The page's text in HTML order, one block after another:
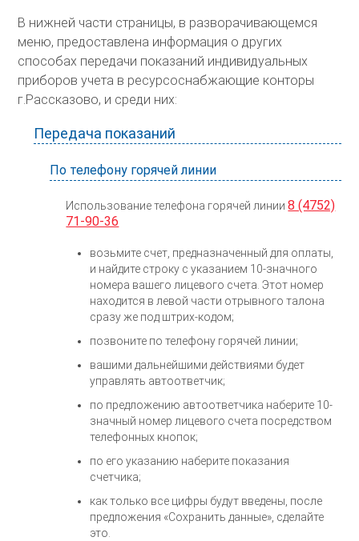
В нижней части страницы, в разворачивающемся
меню, предоставлена информация о других
способах передачи показаний индивидуальных
приборов учета в ресурсоснабжающие конторы
г.Рассказово, и среди них:
Передача показаний
По телефону горячей линии
Использование телефона горячей линии8 (4752)
71-90-36
возьмите счет, предназначенный для оплаты,
и найдите строку с указанием 10-значного
номера вашего лицевого счета. Этот номер
находится в левой части отрывного талона
сразу же под штрих-кодом;
позвоните по телефону горячей линии;
вашими дальнейшими действиями будет
управлять автоответчик;
по предложению автоответчика наберите 10-
значный номер лицевого счета посредством
телефонных кнопок;
по его указанию наберите показания
счетчика;
как только все цифры будут введены, после
предложения «Сохранить данные», сделайте
это.